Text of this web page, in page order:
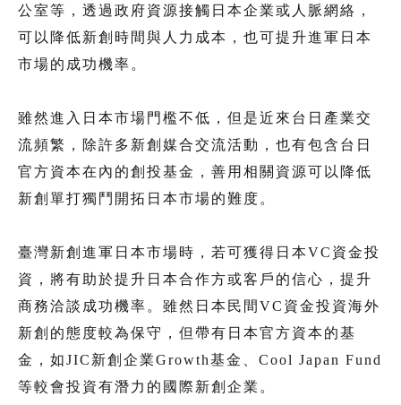
公室等，透過政府資源接觸日本企業或人脈網絡，
可以降低新創時間與人力成本，也可提升進軍日本
市場的成功機率。
雖然進入日本市場門檻不低，但是近來台日產業交
流頻繁，除許多新創媒合交流活動，也有包含台日
官方資本在內的創投基金，善用相關資源可以降低
新創單打獨鬥開拓日本市場的難度。
臺灣新創進軍日本市場時，若可獲得日本VC資金投
資，將有助於提升日本合作方或客戶的信心，提升
商務洽談成功機率。雖然日本民間VC資金投資海外
新創的態度較為保守，但帶有日本官方資本的基
金，如JIC新創企業Growth基金、Cool Japan Fund
等較會投資有潛力的國際新創企業。